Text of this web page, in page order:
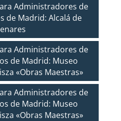
Administradores de
de Madrid: Alcalá de
Administradores de
de Madrid: Museo
«Obras Maestras»
Administradores de
de Madrid: Museo
«Obras Maestras»